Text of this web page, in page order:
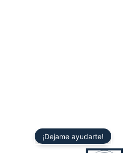
¡Dejame ayudarte!